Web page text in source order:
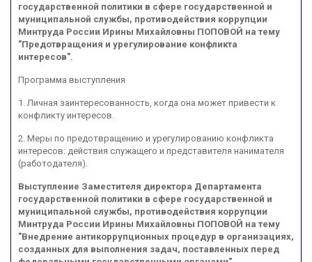
государственной политики в сфере государственной и
муниципальной службы, противодействия коррупции
Минтруда России Ирины Михайловны ПОПОВОЙ на тему
"Предотвращения и урегулирование конфликта
интересов".
Программа выступления
1. Личная заинтересованность, когда она может привести к
конфликту интересов.
2. Меры по предотвращению и урегулированию конфликта
интересов: действия служащего и представителя нанимателя
(работодателя).
Выступление Заместителя директора Департамента
государственной политики в сфере государственной и
муниципальной службы, противодействия коррупции
Минтруда России Ирины Михайловны ПОПОВОЙ на тему
"Внедрение антикоррупционных процедур в организациях,
созданных для выполнения задач, поставленных перед